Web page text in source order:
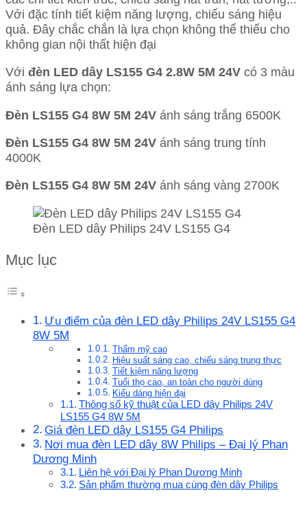
lượng
Với đặc tính tiết kiệm năng lượng, chiếu sáng hiệu
quả. Đây chắc chắn là lựa chọn không thể thiếu cho
không gian nội thất hiện đại
Với đèn LED dây LS155 G4 2.8W 5M 24V có 3 màu
ánh sáng lựa chọn:
Đèn LS155 G4 8W 5M 24V ánh sáng trắng 6500K
Đèn LS155 G4 8W 5M 24V ánh sáng trung tính
4000K
Đèn LS155 G4 8W 5M 24V ánh sáng vàng 2700K
Đèn LED dây Philips 24V LS155 G4
Mục lục
Ưu điểm của đèn LED dây Philips 24V LS155 G4
8W 5M
Thẩm mỹ cao
Hiệu suất sáng cao, chiếu sáng trung thực
Tiết kiệm năng lượng
Tuổi thọ cao, an toàn cho người dùng
Kiểu dáng hiện đại
Thông số kỹ thuật của LED dây Philips 24V
LS155 G4 8W 5M
Giá đèn LED dây LS155 G4 Philips
Nơi mua đèn LED dây 8W Philips – Đại lý Phan
Dương Minh
Liên hệ với Đại lý Phan Dương Minh
Sản phẩm thường mua cùng đèn dây Philips